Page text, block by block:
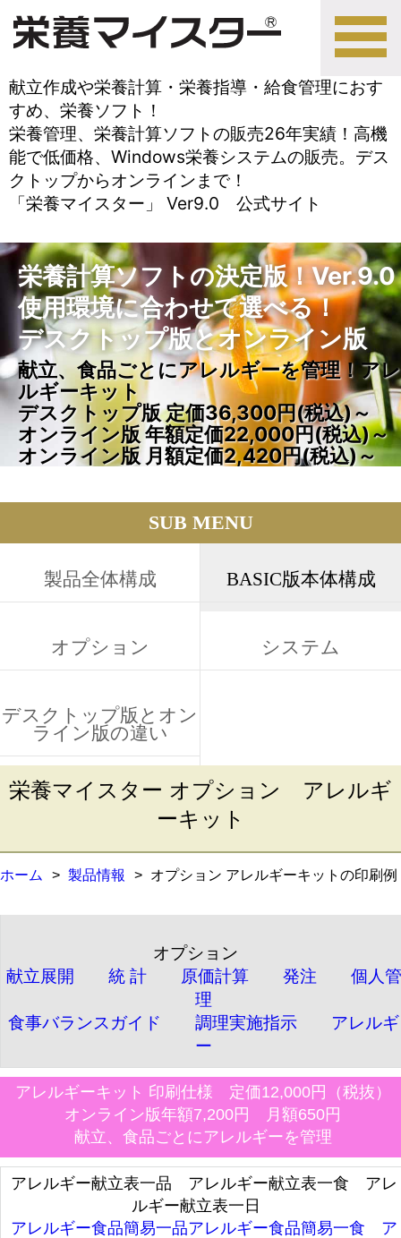
献立作成や栄養計算・栄養指導・給食管理におす
すめ、栄養ソフト！
栄養管理、栄養計算ソフトの販売26年実績！高機
能で低価格、Windows栄養システムの販売。デス
クトップからオンラインまで！
「栄養マイスター」 Ver9.0 公式サイト
栄養計算ソフトの決定版！Ver.9.0
使用環境に合わせて選べる！
デスクトップ版とオンライン版
献立、食品ごとにアレルギーを管理！アレ
ルギーキット
デスクトップ版 定価36,300円(税込)～
オンライン版 年額定価22,000円(税込)～
オンライン版 月額定価2,420円(税込)～
SUB MENU
製品全体構成 BASIC版本体構成
オプション システム
デスクトップ版とオン
ライン版の違い
栄養マイスター オプション アレルギ
ーキット
ホーム 製品情報 オプション アレルギーキットの印刷例
オプション
献立展開
統 計 原価計算 発注
個人管
理
食事バランスガイド
調理実施指示
アレルギ
ー
アレルギーキット 印刷仕様 定価12,000円（税抜）
オンライン版年額7,200円 月額650円
献立、食品ごとにアレルギーを管理
アレルギー献立表一品 アレルギー献立表一食 アレ
ルギー献立表一日
アレルギー食品簡易一品アレルギー食品簡易一食
ア